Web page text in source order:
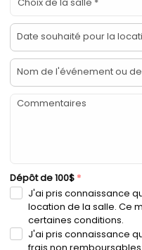
Date souhaité pour la
Nom de l'événement ou
Commentaires
Dépôt de 100$ *
J'ai pris connaissance
location de la salle. Ce
certaines conditions.
J'ai pris connaissance